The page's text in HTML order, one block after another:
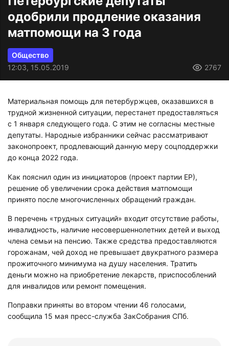
одобрили продление оказания
матпомощи на 3 года
Общество
12:03, 15.05.2019
2767
Материальная помощь для петербуржцев, оказавшихся в
трудной жизненной ситуации, перестанет предоставляться
с 1 января следующего года. С этим не согласны местные
депутаты. Народные избранники сейчас рассматривают
законопроект, продлевающий данную меру соцподдержки
до конца 2022 года.
Как пояснил один из инициаторов (проект партии ЕР),
решение об увеличении срока действия матпомощи
принято после многочисленных обращений граждан.
В перечень «трудных ситуаций» входит отсутствие работы,
инвалидность, наличие несовершеннолетних детей и выход
члена семьи на пенсию. Также средства предоставляются
горожанам, чей доход не превышает двукратного размера
прожиточного минимума на душу населения. Тратить
деньги можно на приобретение лекарств, приспособлений
для инвалидов или ремонт помещения.
Поправки приняты во втором чтении 46 голосами,
сообщила 15 мая пресс-служба ЗакСобрания СПб.